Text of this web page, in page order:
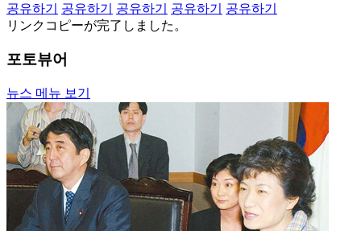
공유하기
공유하기 공유하기 공유하기
공유하기
リンクコピーが完了しました。
포토뷰어
뉴스 메뉴 보기